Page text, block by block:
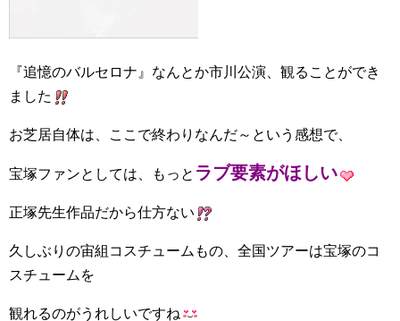
『追憶のバルセロナ』なんとか市川公演、観ることができ
ました
お芝居自体は、ここで終わりなんだ～という感想で、
宝塚ファンとしては、もっと ラブ要素がほしい
正塚先生作品だから仕方ない
久しぶりの宙組コスチュームもの、全国ツアーは宝塚のコ
スチュームを
観れるのがうれしいですね